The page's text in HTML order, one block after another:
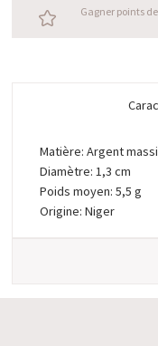
Gagner points
Matière: Argent
Diamètre: 1,3 cm
Poids moyen: 5,5 g
Origine: Niger